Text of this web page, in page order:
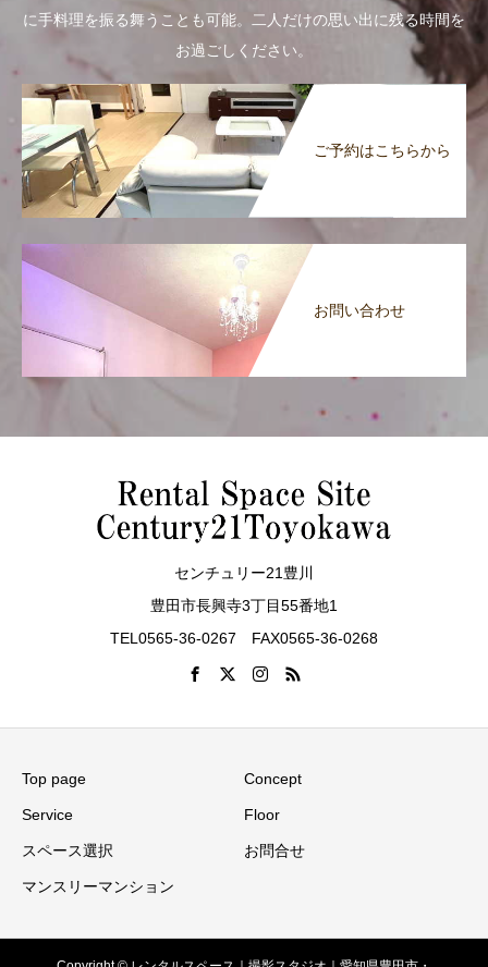
に手料理を振る舞うことも可能。二人だけの思い出に残る時間を
お過ごしください。
ご予約はこちらから
お問い合わせ
センチュリー21豊川
豊田市長興寺3丁目55番地1
TEL0565-36-0267 FAX0565-36-0268
Top page Concept
Service Floor
スペース選択 お問合せ
マンスリーマンション